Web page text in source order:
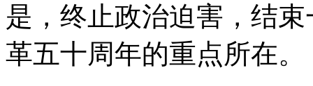
是，终止政治迫害，结
革五十周年的重点所在。